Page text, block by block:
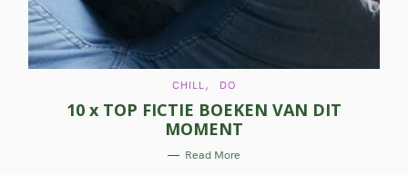
C
T
E
G
O
R
I
CHILL DO
10 x TOP FICTIE BOEKEN VAN DIT
MOMENT
Read More